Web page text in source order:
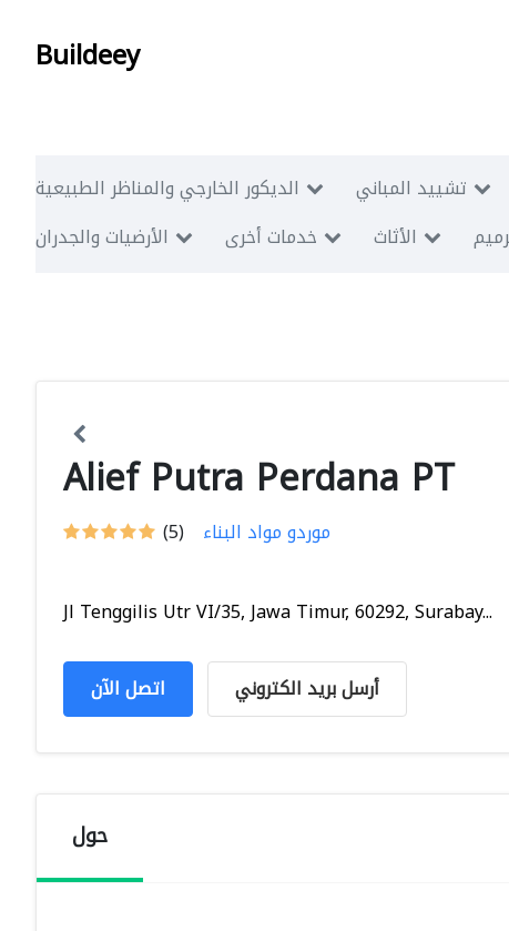
Buildeey
الديكور الخارجي والمناظر الطبيعية تشييد المباني
الأرضيات والجدران
خدمات أخرى الأثاث
Alief Putra Perdana PT
(5) موردو مواد البناء
Jl Tenggilis Utr VI/35, Jawa Timur, 60292, Surabay...
اتصل الآن أرسل بريد الكتروني
حول